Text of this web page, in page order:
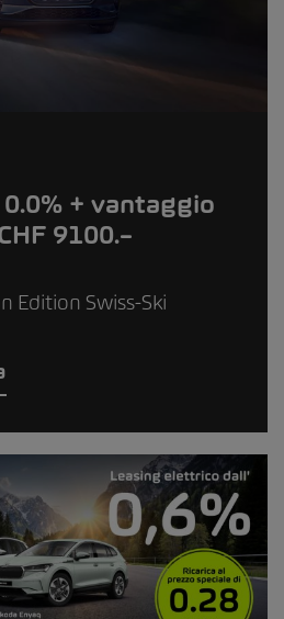
+ vantaggio
9100.–
Edition Swiss-Ski